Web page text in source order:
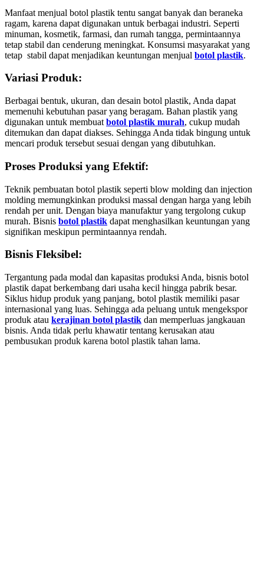
Manfaat menjual botol plastik tentu sangat banyak dan beraneka
ragam, karena dapat digunakan untuk berbagai industri. Seperti
minuman, kosmetik, farmasi, dan rumah tangga, permintaannya
tetap stabil dan cenderung meningkat. Konsumsi masyarakat yang
tetap stabil dapat menjadikan keuntungan menjual botol plastik.
Variasi Produk:
Berbagai bentuk, ukuran, dan desain botol plastik, Anda dapat
memenuhi kebutuhan pasar yang beragam. Bahan plastik yang
digunakan untuk membuat botol plastik murah, cukup mudah
ditemukan dan dapat diakses. Sehingga Anda tidak bingung untuk
mencari produk tersebut sesuai dengan yang dibutuhkan.
Proses Produksi yang Efektif:
Teknik pembuatan botol plastik seperti blow molding dan injection
molding memungkinkan produksi massal dengan harga yang lebih
rendah per unit. Dengan biaya manufaktur yang tergolong cukup
murah. Bisnis botol plastik dapat menghasilkan keuntungan yang
signifikan meskipun permintaannya rendah.
Bisnis Fleksibel:
Tergantung pada modal dan kapasitas produksi Anda, bisnis botol
plastik dapat berkembang dari usaha kecil hingga pabrik besar.
Siklus hidup produk yang panjang, botol plastik memiliki pasar
internasional yang luas. Sehingga ada peluang untuk mengekspor
produk atau kerajinan botol plastik dan memperluas jangkauan
bisnis. Anda tidak perlu khawatir tentang kerusakan atau
pembusukan produk karena botol plastik tahan lama.